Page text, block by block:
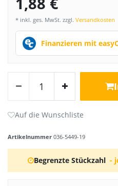
* inkl. ges. MwSt. zzgl. Versandkosten
Finanzieren mit
Artikelnummer 036-5449-19
Begrenzte Stückzahl -